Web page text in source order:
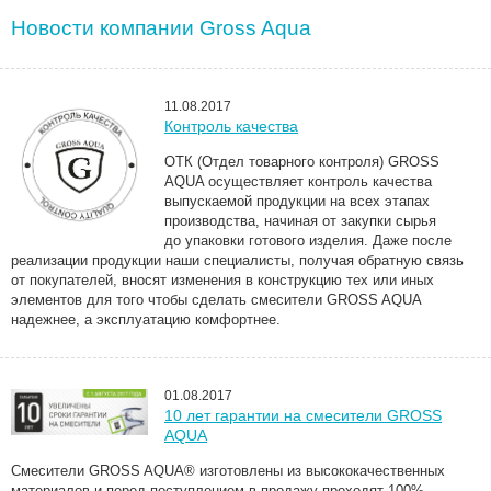
Новости компании Gross Aqua
11.08.2017
Контроль качества
ОТК (Отдел товарного контроля) GROSS
AQUA осуществляет контроль качества
выпускаемой продукции на всех этапах
производства, начиная от закупки сырья
до упаковки готового изделия. Даже после
реализации продукции наши специалисты, получая обратную связь
от покупателей, вносят изменения в конструкцию тех или иных
элементов для того чтобы сделать смесители GROSS AQUA
надежнее, а эксплуатацию комфортнее.
01.08.2017
10 лет гарантии на смесители GROSS
AQUA
Смесители GROSS AQUA® изготовлены из высококачественных